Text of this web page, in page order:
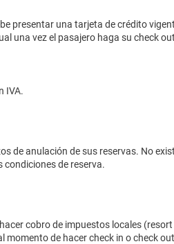
presentar una tarjeta de crédito
una vez el pasajero haga su check
IVA.
de anulación de sus reservas. No
condiciones de reserva.
cobro de impuestos locales
momento de hacer check in o check